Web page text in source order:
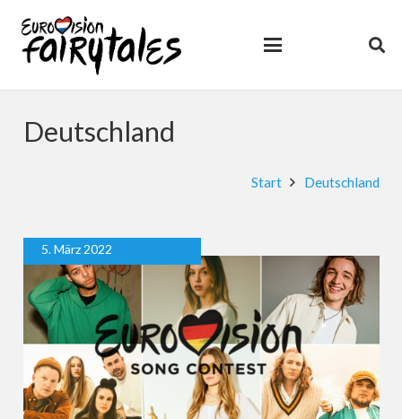
Deutschland
Start Deutschland
5. März 2022